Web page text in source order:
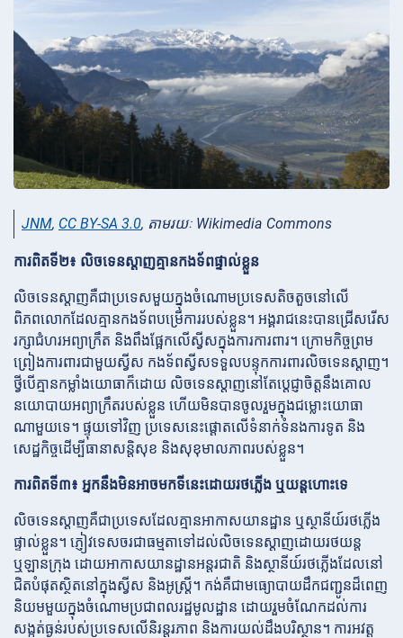
JNM, CC BY-SA 3.0, តាមរយៈ Wikimedia Commons
ការពិតទី២៖ លិចទេនស្តាញគ្មានកងទ័ពផ្ទាល់ខ្លួន
លិចទេនស្តាញគឺជាប្រទេសមួយក្នុងចំណោមប្រទេសតិចតួចនៅលើ
ពិភពលោកដែលគ្មានកងទ័ពបម្រើការរបស់ខ្លួន។ អង្គរាជនេះបានជ្រើសរើស
រក្សាជំហរអព្យាក្រឹត និងពឹងផ្អែកលើស្វីសក្នុងការការពារ។ ក្រោមកិច្ចព្រម
ព្រៀងការពារជាមួយស្វីស កងទ័ពស្វីសទទួលបន្ទុកការពារលិចទេនស្តាញ។
ថ្វីបើគ្មានកម្លាំងយោធាក៏ដោយ លិចទេនស្តាញនៅតែប្តេជ្ញាចិត្តនឹងគោល
នយោបាយអព្យាក្រឹតរបស់ខ្លួន ហើយមិនបានចូលរួមក្នុងជម្លោះយោធា
ណាមួយទេ។ ផ្ទុយទៅវិញ ប្រទេសនេះផ្តោតលើទំនាក់ទំនងការទូត និង
សេដ្ឋកិច្ចដើម្បីធានាសន្តិសុខ និងសុខុមាលភាពរបស់ខ្លួន។
ការពិតទី៣៖ អ្នកនឹងមិនអាចមកទីនេះដោយរថភ្លើង ឬយន្តហោះទេ
លិចទេនស្តាញគឺជាប្រទេសដែលគ្មានអាកាសយានដ្ឋាន ឬស្ថានីយ៍រថភ្លើង
ផ្ទាល់ខ្លួន។ ភ្ញៀវទេសចរជាធម្មតាទៅដល់លិចទេនស្តាញដោយរថយន្ត
ឬឡានក្រុង ដោយអាកាសយានដ្ឋានអន្តរជាតិ និងស្ថានីយ៍រថភ្លើងដែលនៅ
ជិតបំផុតស្ថិតនៅក្នុងស្វីស និងអូស្ត្រី។ កង់គឺជាមធ្យោបាយដឹកជញ្ជូនដ៏ពេញ
និយមមួយក្នុងចំណោមប្រជាពលរដ្ឋមូលដ្ឋាន ដោយរួមចំណែកដល់ការ
សង្កត់ធ្ងន់របស់ប្រទេសលើនិរន្តរភាព និងការយល់ដឹងបរិស្ថាន។ ការអវត្ត